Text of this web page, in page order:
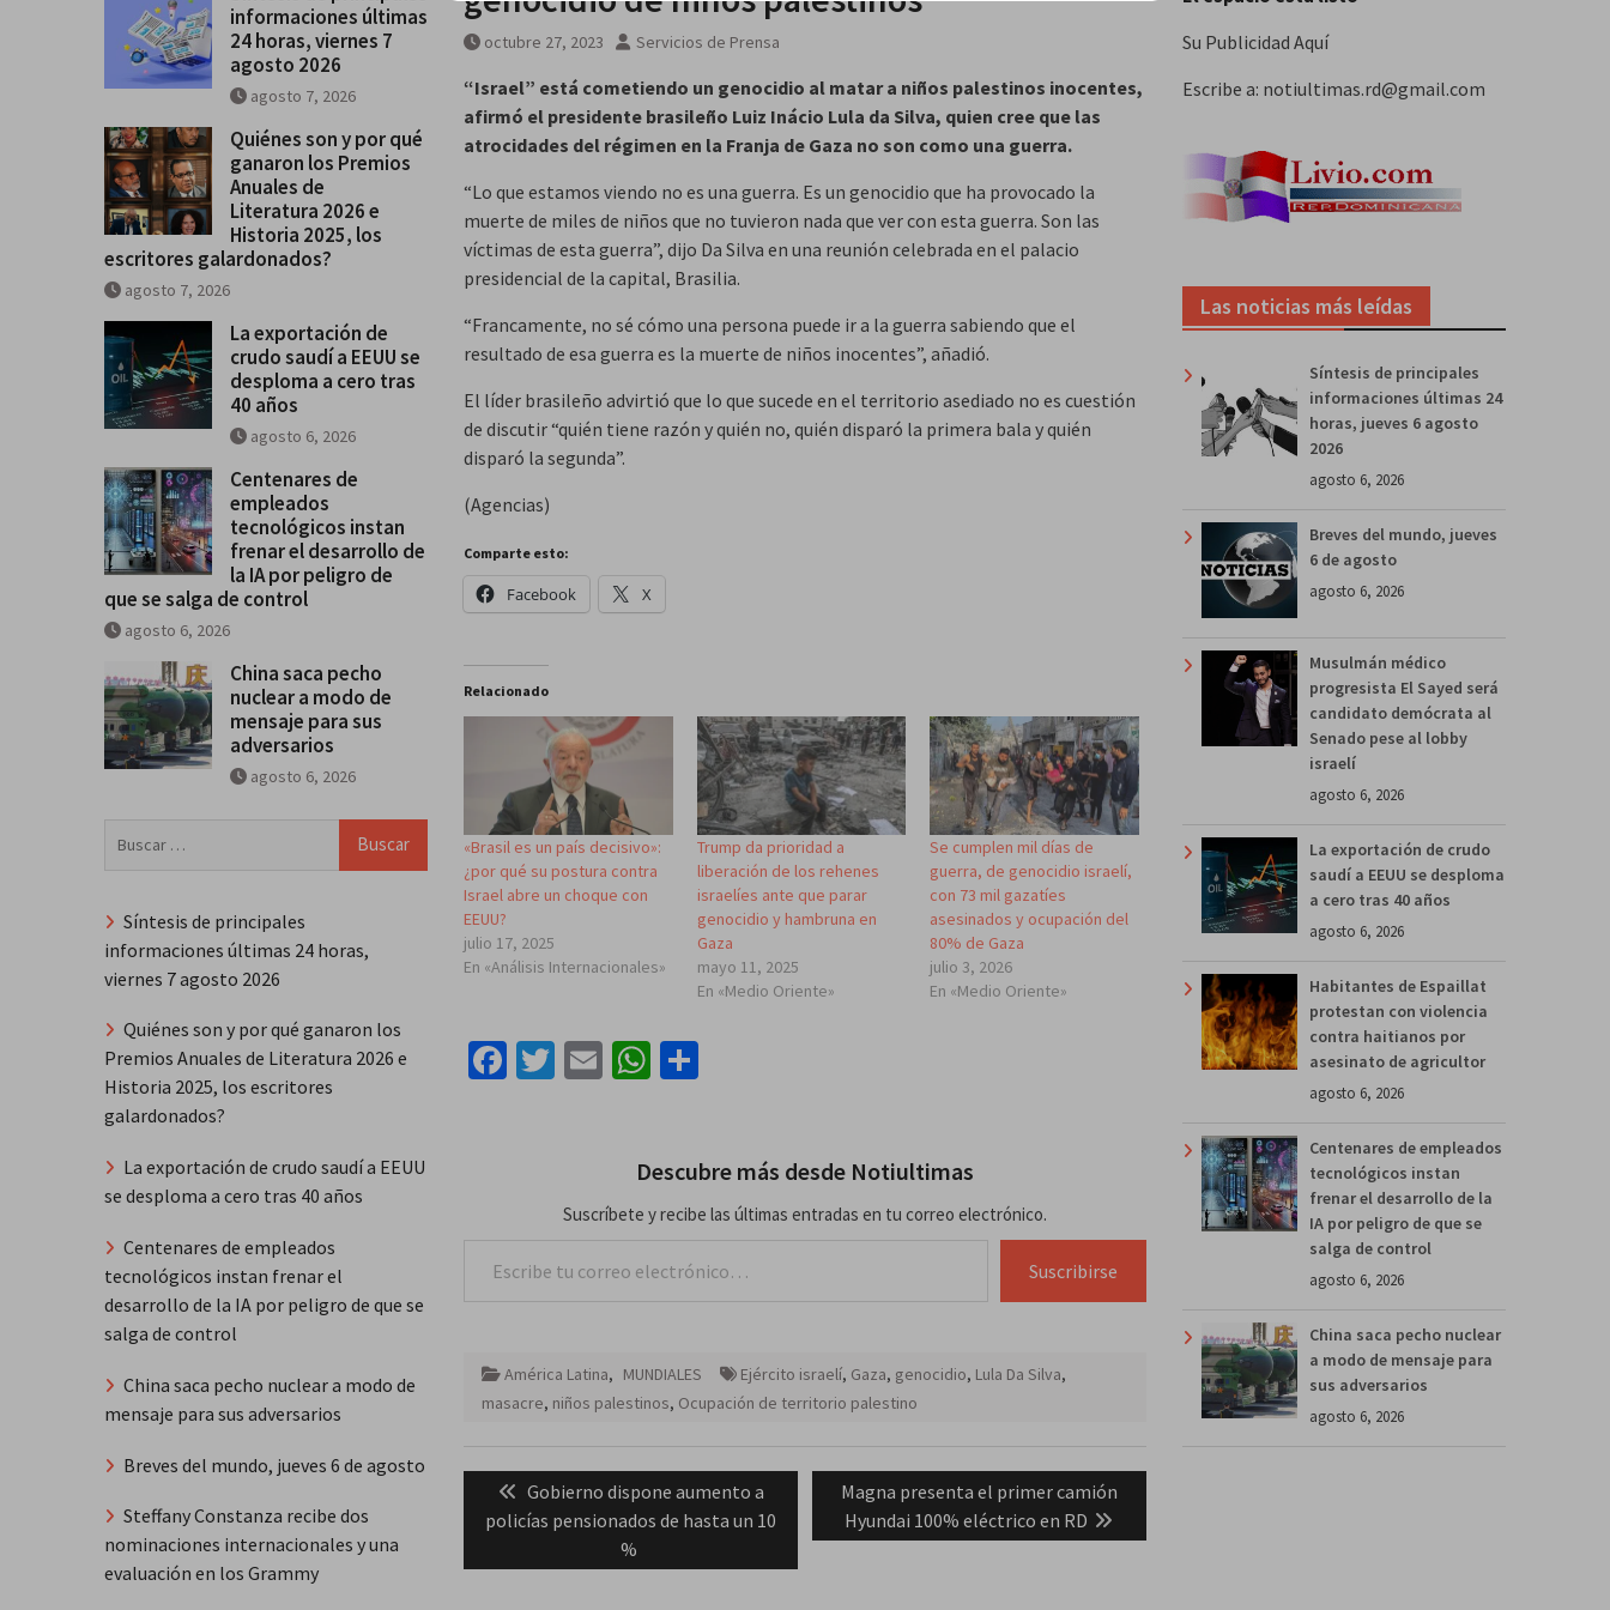
octubre 27, 2023 Servicios de Prensa
“Israel” está cometiendo un genocidio al matar a niños palestinos inocentes,
afirmó el presidente brasileño Luiz Inácio Lula da Silva, quien cree que las
atrocidades del régimen en la Franja de Gaza no son como una guerra.
“Lo que estamos viendo no es una guerra. Es un genocidio que ha provocado la
muerte de miles de niños que no tuvieron nada que ver con esta guerra. Son las
víctimas de esta guerra”, dijo Da Silva en una reunión celebrada en el palacio
presidencial de la capital, Brasilia.
“Francamente, no sé cómo una persona puede ir a la guerra sabiendo que el
resultado de esa guerra es la muerte de niños inocentes”, añadió.
El líder brasileño advirtió que lo que sucede en el territorio asediado no es cuestión
de discutir “quién tiene razón y quién no, quién disparó la primera bala y quién
disparó la segunda”.
(Agencias)
Comparte esto:
Facebook X
Relacionado
«Brasil es un país decisivo»:
¿por qué su postura contra
Israel abre un choque con
EEUU?
julio 17, 2025
En «Análisis Internacionales»
Trump da prioridad a
liberación de los rehenes
israelíes ante que parar
genocidio y hambruna en
Gaza
mayo 11, 2025
En «Medio Oriente»
Se cumplen mil días de
guerra, de genocidio israelí,
con 73 mil gazatíes
asesinados y ocupación del
80% de Gaza
julio 3, 2026
En «Medio Oriente»
Facebook
Twitter
EmailWhatsApp
Descubre más desde Notiultimas
Suscríbete y recibe las últimas entradas en tu correo electrónico.
Suscribirse
América Latina, MUNDIALES Ejército israelí, Gaza, genocidio, Lula Da Silva,
masacre, niños palestinos, Ocupación de territorio palestino
Navegación
Previous
post:
Gobierno dispone aumento a
policías pensionados de hasta un 10
%
Next
post:
Magna presenta el primer camión
Hyundai 100% eléctrico en RD
Su Publicidad Aquí
Escribe a: notiultimas.rd@gmail.com
Las noticias más leídas
Síntesis de principales
informaciones últimas 24
horas, jueves 6 agosto
2026
agosto 6, 2026
Breves del mundo, jueves
6 de agosto
agosto 6, 2026
Musulmán médico
progresista El Sayed será
candidato demócrata al
Senado pese al lobby
israelí
agosto 6, 2026
La exportación de crudo
saudí a EEUU se desploma
a cero tras 40 años
agosto 6, 2026
Habitantes de Espaillat
protestan con violencia
contra haitianos por
asesinato de agricultor
agosto 6, 2026
Centenares de empleados
tecnológicos instan
frenar el desarrollo de la
IA por peligro de que se
salga de control
agosto 6, 2026
China saca pecho nuclear
a modo de mensaje para
sus adversarios
agosto 6, 2026
informaciones últimas
24 horas, viernes 7
agosto 2026
agosto 7, 2026
Quiénes son y por qué
ganaron los Premios
Anuales de
Literatura 2026 e
Historia 2025, los
escritores galardonados?
agosto 7, 2026
La exportación de
crudo saudí a EEUU se
desploma a cero tras
40 años
agosto 6, 2026
Centenares de
empleados
tecnológicos instan
frenar el desarrollo de
la IA por peligro de
que se salga de control
agosto 6, 2026
China saca pecho
nuclear a modo de
mensaje para sus
adversarios
agosto 6, 2026
Síntesis de principales
informaciones últimas 24 horas,
viernes 7 agosto 2026
Quiénes son y por qué ganaron los
Premios Anuales de Literatura 2026 e
Historia 2025, los escritores
galardonados?
La exportación de crudo saudí a EEUU
se desploma a cero tras 40 años
Centenares de empleados
tecnológicos instan frenar el
desarrollo de la IA por peligro de que se
salga de control
China saca pecho nuclear a modo de
mensaje para sus adversarios
Breves del mundo, jueves 6 de agosto
Steffany Constanza recibe dos
nominaciones internacionales y una
evaluación en los Grammy